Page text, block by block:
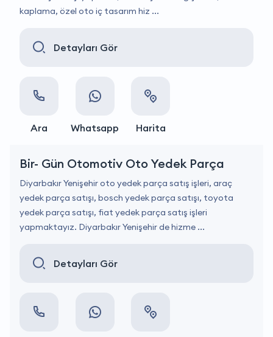
kaplama, özel oto iç tasarım hiz ...
Detayları Gör
Ara Whatsapp Harita
Bir- Gün Otomotiv Oto Yedek Parça
Diyarbakır Yenişehir oto yedek parça satış işleri, araç
yedek parça satışı, bosch yedek parça satışı, toyota
yedek parça satışı, fiat yedek parça satış işleri
yapmaktayız. Diyarbakır Yenişehir de hizme ...
Detayları Gör